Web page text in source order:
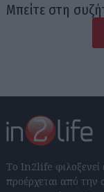
Μπείτε στη
Το In2life φιλοξενεί
προέρχεται από την